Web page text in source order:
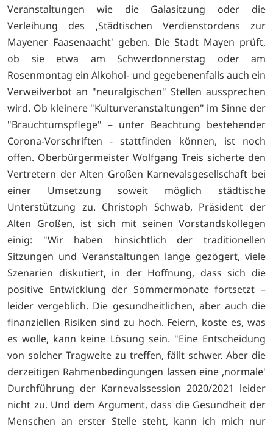
Veranstaltungen wie die Galasitzung oder die
Verleihung des ‚Städtischen Verdienstordens zur
Mayener Faasenaacht' geben. Die Stadt Mayen prüft,
ob sie etwa am Schwerdonnerstag oder am
Rosenmontag ein Alkohol- und gegebenenfalls auch ein
Verweilverbot an "neuralgischen" Stellen aussprechen
wird. Ob kleinere "Kulturveranstaltungen" im Sinne der
"Brauchtumspflege" – unter Beachtung bestehender
Corona-Vorschriften - stattfinden können, ist noch
offen. Oberbürgermeister Wolfgang Treis sicherte den
Vertretern der Alten Großen Karnevalsgesellschaft bei
einer Umsetzung soweit möglich städtische
Unterstützung zu. Christoph Schwab, Präsident der
Alten Großen, ist sich mit seinen Vorstandskollegen
einig: "Wir haben hinsichtlich der traditionellen
Sitzungen und Veranstaltungen lange gezögert, viele
Szenarien diskutiert, in der Hoffnung, dass sich die
positive Entwicklung der Sommermonate fortsetzt –
leider vergeblich. Die gesundheitlichen, aber auch die
finanziellen Risiken sind zu hoch. Feiern, koste es, was
es wolle, kann keine Lösung sein. "Eine Entscheidung
von solcher Tragweite zu treffen, fällt schwer. Aber die
derzeitigen Rahmenbedingungen lassen eine ,normale'
Durchführung der Karnevalssession 2020/2021 leider
nicht zu. Und dem Argument, dass die Gesundheit der
Menschen an erster Stelle steht, kann ich mich nur